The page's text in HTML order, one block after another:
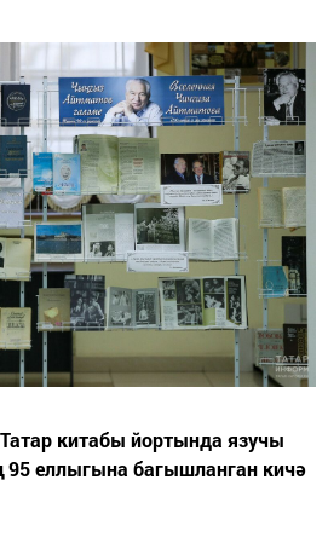
китабы йортында язучы
еллыгына багышланган кичә